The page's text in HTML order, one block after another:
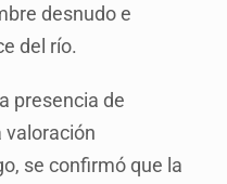
desnudo e
del río.
presencia de
valoración
se confirmó que la